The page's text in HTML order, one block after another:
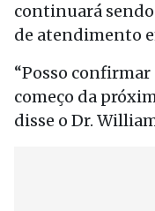
continuará
de atendimento
“Posso confirmar
começo da
disse o Dr.